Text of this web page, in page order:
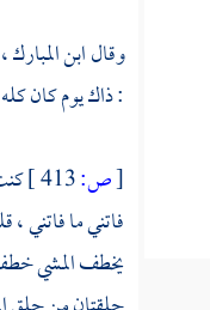
وقالابن المبارك ،
: ذاك يوم كان
[ص:
فاتني ما فاتني
يخطف المشي